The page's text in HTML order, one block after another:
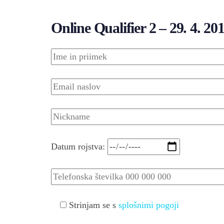
Online Qualifier 2 – 29. 4.
Datum rojstva:
Strinjam se s splošnimi pogoji